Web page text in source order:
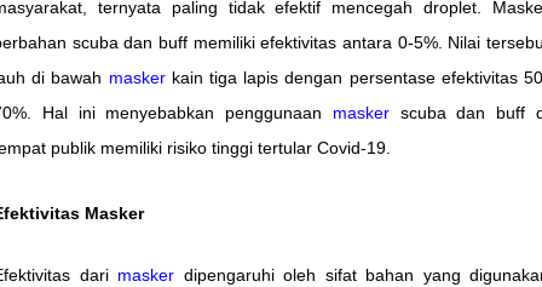
ternyata paling tidak efektif mencegah droplet.
scuba dan buff memiliki efektivitas antara 0-5%. Nilai
di bawah maskerkain tiga lapis dengan persentase efektivitas
Hal ini menyebabkan penggunaan maskerscuba dan buff
publik memiliki risiko tinggi tertular Covid-19.
Masker
dari masker dipengaruhi oleh sifat bahan yang